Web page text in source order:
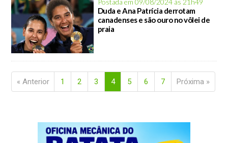
Postada em 09/08/2024 ás 21h49
Duda e Ana Patrícia derrotam
canadenses e são ouro no vôlei de
praia
« Anterior 1 2 3 4 5 6 7 Próxima »